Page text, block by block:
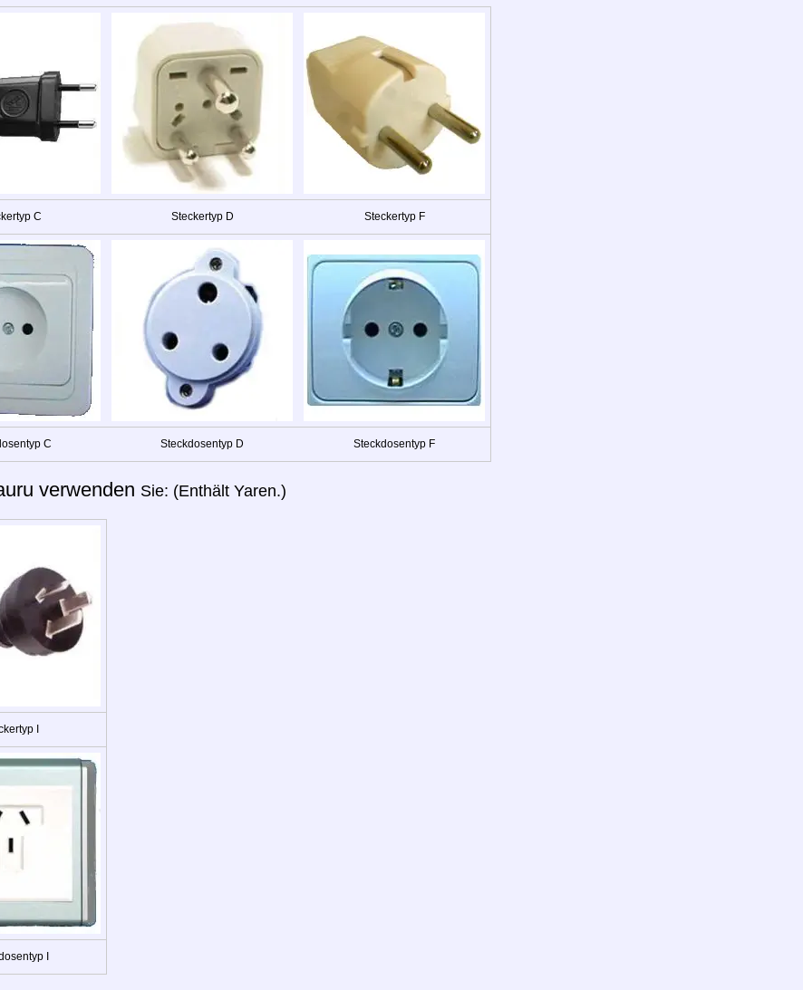
C Steckertyp D Steckertyp F
C Steckdosentyp D Steckdosentyp F
verwenden Sie: (Enthält Yaren.)
I
I